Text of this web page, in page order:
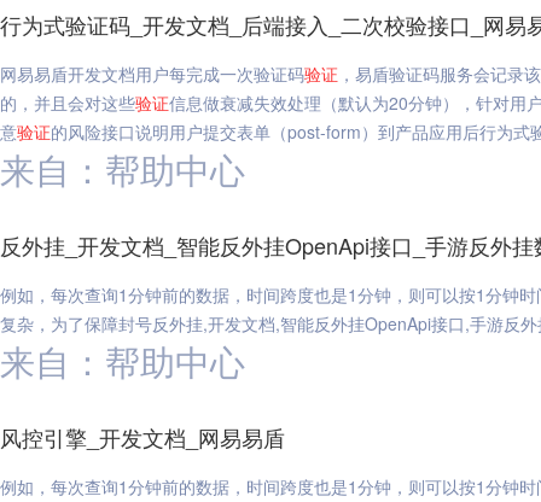
行为式验证码_开发文档_后端接入_二次校验接口_网易
网易易盾开发文档用户每完成一次验证码验证 ，易盾验证码服务会记录
的，并且会对这些验证信息做衰减失效处理（默认为20分钟），针对用
意验证的风险接口说明用户提交表单（post-form）到产品应用后行为
来自：帮助中心
反外挂_开发文档_智能反外挂OpenApi接口_手游反外
例如，每次查询1分钟前的数据，时间跨度也是1分钟，则可以按1分钟
复杂，为了保障封号反外挂,开发文档,智能反外挂OpenApi接口,手游反
来自：帮助中心
风控引擎_开发文档_网易易盾
例如，每次查询1分钟前的数据，时间跨度也是1分钟，则可以按1分钟